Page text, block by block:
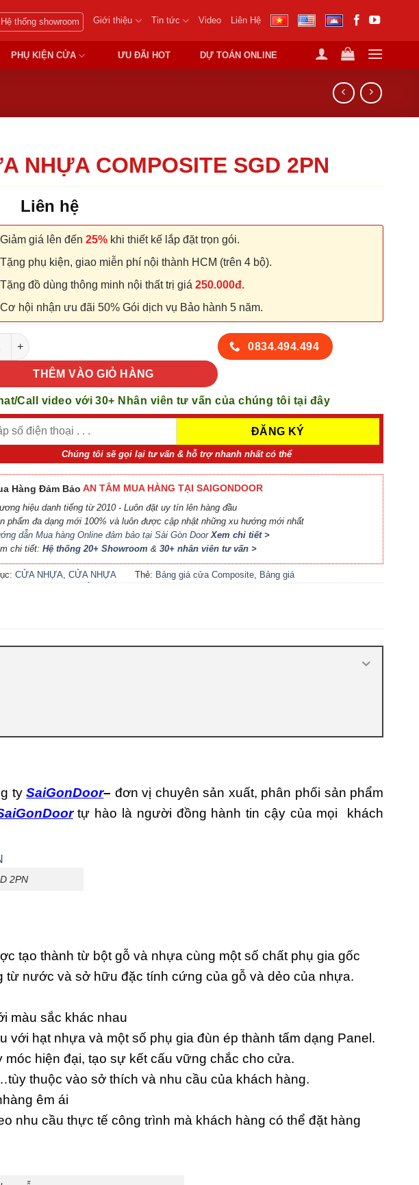
Hệ thống showroom Giới thiệu Tin tức Video Liên Hệ
PHỤ KIỆN CỬA ƯU ĐÃI HOT DỰ TOÁN ONLINE
NHỰA COMPOSITE SGD 2PN
Liên hệ
Giảm giá lên đến 25% khi thiết kế lắp đặt trọn gói.
Tặng phụ kiện, giao miễn phí nội thành HCM (trên 4 bộ).
Tặng đồ dùng thông minh nội thất trị giá 250.000đ.
Cơ hội nhận ưu đãi 50% Gói dịch vụ Bảo hành 5 năm.
COMPOSITE SGD 2PN số lượng
THÊM VÀO GIỎ HÀNG
0834.494.494
Call video với 30+ Nhân viên tư vấn của chúng tôi tại đây
Chúng tôi sẽ gọi lại tư vấn & hỗ trợ nhanh nhất có thể
AN TÂM MUA HÀNG TẠI SAIGONDOOR
hiệu danh tiếng từ 2010 - Luôn đặt uy tín lên hàng đầu
phẩm đa dạng mới 100% và luôn được cập nhật những xu hướng mới nhất
dẫn Mua hàng Online đảm bảo tại Sài Gòn DoorXem chi tiết >
chi tiết: Hệ thống 20+ Showroom & 30+ nhân viên tư vấn >
CỬA NHỰA, CỬA NHỰA
Thẻ: Bảng giá cửa Composite, Bảng giá
composite có tốt không,Đánh giá cửa
tySaiGonDoor– đơn vị chuyên sản xuất, phân phối sản phẩm
tự hào là người đồng hành tin cậy của mọi khách
2PN
tạo thành từ bột gỗ và nhựa cùng một số chất phụ gia gốc
từ nước và sở hữu đặc tính cứng của gỗ và dẻo của nhựa.
màu sắc khác nhau
hạt nhựa và một số phụ gia đùn ép thành tấm dạng Panel.
hiện đại, tạo sự kết cấu vững chắc cho cửa.
thuộc vào sở thích và nhu cầu của khách hàng.
êm ái
nhu cầu thực tế công trình mà khách hàng có thể đặt hàng